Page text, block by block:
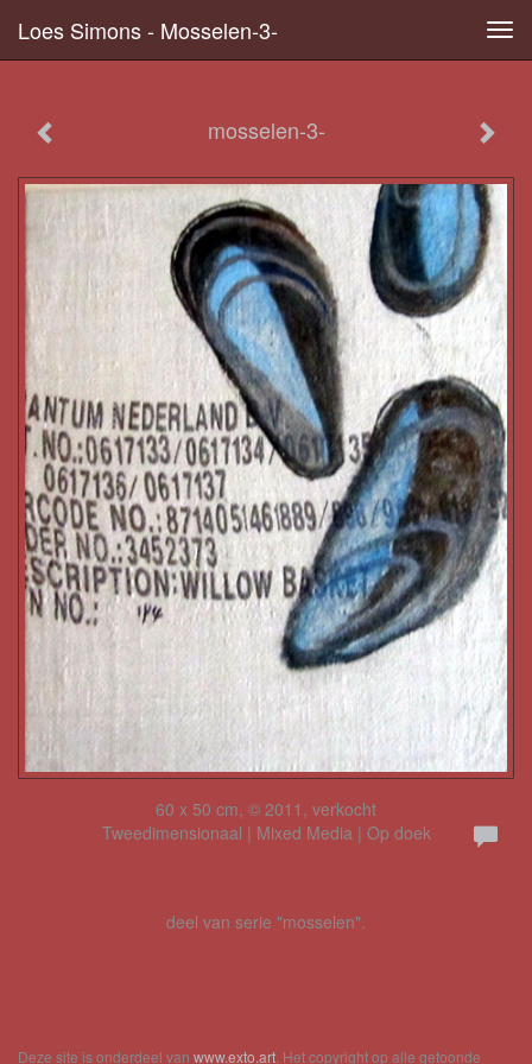
Loes Simons - Mosselen-3-
mosselen-3-
60 x 50 cm, © 2011, verkocht
Tweedimensionaal | Mixed Media | Op doek
deel van serie "mosselen".
Deze site is onderdeel van www.exto.art . Het copyright op alle getoonde